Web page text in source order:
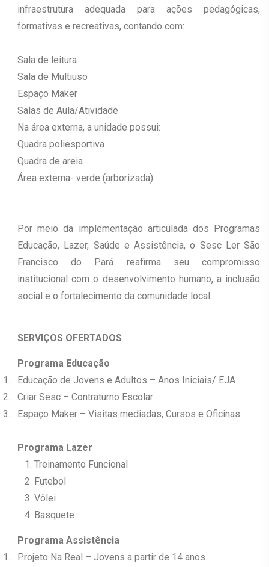
infraestrutura adequada para ações pedagógicas,
formativas e recreativas, contando com:
Sala de leitura
Sala de Multiuso
Espaço Maker
Salas de Aula/Atividade
Na área externa, a unidade possui:
Quadra poliesportiva
Quadra de areia
Área externa- verde (arborizada)
Por meio da implementação articulada dos Programas
Educação, Lazer, Saúde e Assistência, o Sesc Ler São
Francisco do Pará reafirma seu compromisso
institucional com o desenvolvimento humano, a inclusão
social e o fortalecimento da comunidade local.
SERVIÇOS OFERTADOS
Programa Educação
1.
Educação de Jovens e Adultos – Anos Iniciais/ EJA
2.
Criar Sesc – Contraturno Escolar
3.
Espaço Maker – Visitas mediadas, Cursos e Oficinas
Programa Lazer
Treinamento Funcional
Futebol
Vôlei
Basquete
Programa Assistência
1.
Projeto Na Real – Jovens a partir de 14 anos